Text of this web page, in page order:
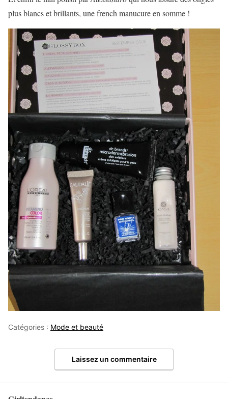
plus blancs et brillants, une french manucure en somme !
Catégories : Mode et beauté
Laissez un commentaire